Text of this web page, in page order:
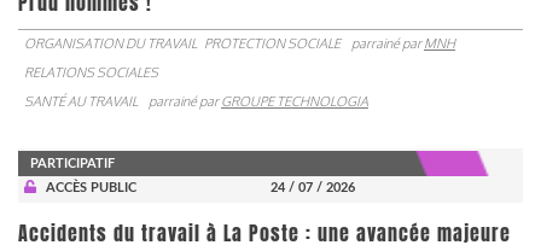
ORGANISATION DU TRAVAIL PROTECTION SOCIALE parrainé parMNH
RELATIONS SOCIALES
SANTÉ AU TRAVAIL
parrainé parGROUPE TECHNOLOGIA
PARTICIPATIF
ACCÈS PUBLIC
24 / 07 / 2026
Accidents du travail à La Poste : une avancée majeure